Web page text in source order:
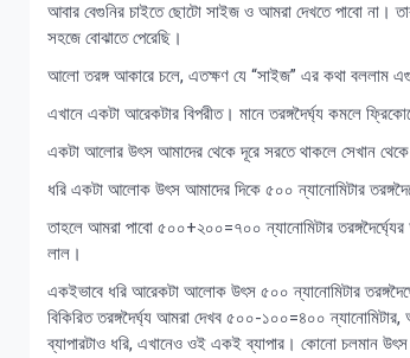
আবার বেগুনির চাইতে ছোটো সাইজ ও আমরা দেখতে পাবো না।
সহজে বোঝাতে পেরেছি।
আলো তরঙ্গ আকারে চলে, এতক্ষণ যে “সাইজ” এর কথা বললাম
এখানে একটা আরেকটার বিপরীত। মানে তরঙ্গদৈর্ঘ্য কমলে
একটা আলোর উৎস আমাদের থেকে দূরে সরতে থাকলে সেখান
ধরি একটা আলোক উৎস আমাদের দিকে ৫০০ ন্যানোমিটার
তাহলে আমরা পাবো ৫০০+২০০=৭০০ ন্যানোমিটার
লাল।
একইভাবে ধরি আরেকটা আলোক উৎস ৫০০ ন্যানোমিটার
বিকিরিত তরঙ্গদৈর্ঘ্য আমরা দেখব ৫০০-১০০=৪০০
ব্যাপারটাও ধরি, এখানেও ওই একই ব্যাপার। কোনো চলমান